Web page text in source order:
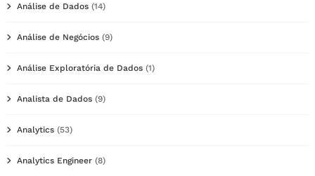
Análise de Dados (14)
Análise de Negócios (9)
Análise Exploratória de Dados (1)
Analista de Dados (9)
Analytics (53)
Analytics Engineer (8)